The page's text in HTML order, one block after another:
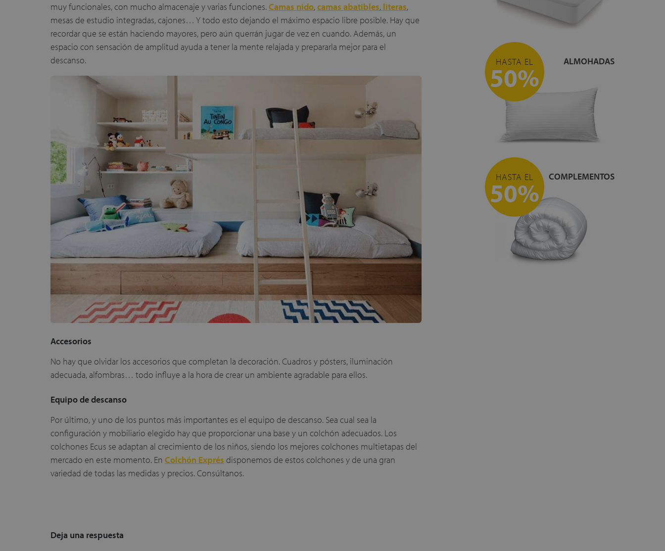
muy funcionales, con mucho almacenaje y varias funciones.Camas nido,camas abatibles, literas,
mesas de estudio integradas, cajones… Y todo esto dejando el máximo espacio libre posible. Hay que
recordar que se están haciendo mayores, pero aún querrán jugar de vez en cuando. Además, un
espacio con sensación de amplitud ayuda a tener la mente relajada y prepararla mejor para el
descanso.
Accesorios
No hay que olvidar los accesorios que completan la decoración. Cuadros y pósters, iluminación
adecuada, alfombras… todo influye a la hora de crear un ambiente agradable para ellos.
Equipo de descanso
Por último, y uno de los puntos más importantes es el equipo de descanso. Sea cual sea la
configuración y mobiliario elegido hay que proporcionar una base y un colchón adecuados. Los
colchones Ecus se adaptan al crecimiento de los niños, siendo los mejores colchones multietapas del
mercado en este momento. En Colchón Exprés disponemos de estos colchones y de una gran
variedad de todas las medidas y precios. Consúltanos.
Deja una respuesta
HASTA EL
50%
ALMOHADAS
HASTA EL
50%
COMPLEMENTOS